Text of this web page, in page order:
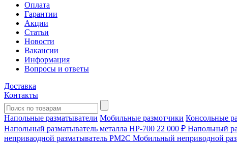
Оплата
Гарантии
Акции
Статьи
Новости
Вакансии
Информация
Вопросы и ответы
Доставка
Контакты
Напольные разматыватели Мобильные размотчики Консольные
Напольный разматыватель металла HP-700 22 000 ₽ Напольный
непривaодной разматыватель РМ2С Мобильный неприводной